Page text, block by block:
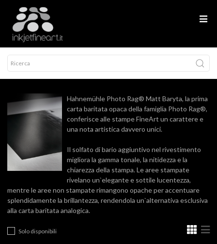
Hahnemühle Photo Rag® Matt Baryta, la prima
carta baritata opaca della famiglia Photo Rag®,
conferisce alle stampe FineArt un carattere e
una nota artistica davvero unici.
Il solfato di bario aggiuntivo nel rivestimento
migliora la gamma tonale, la nitidezza e la
chiarezza della stampa. Le aree stampate
rivelano un`elegante e sottile lucentezza,
mentre le aree non stampate rimangono opache per accentuare
splendidamente la brillantezza, rendendola un`alternativa esclusiva
alla carta baritata analogica.
Solo disponibili